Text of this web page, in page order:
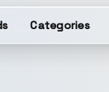
Categories